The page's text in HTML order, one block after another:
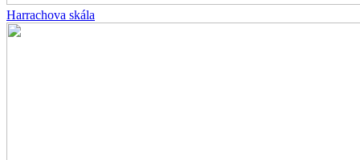
Harrachova skála